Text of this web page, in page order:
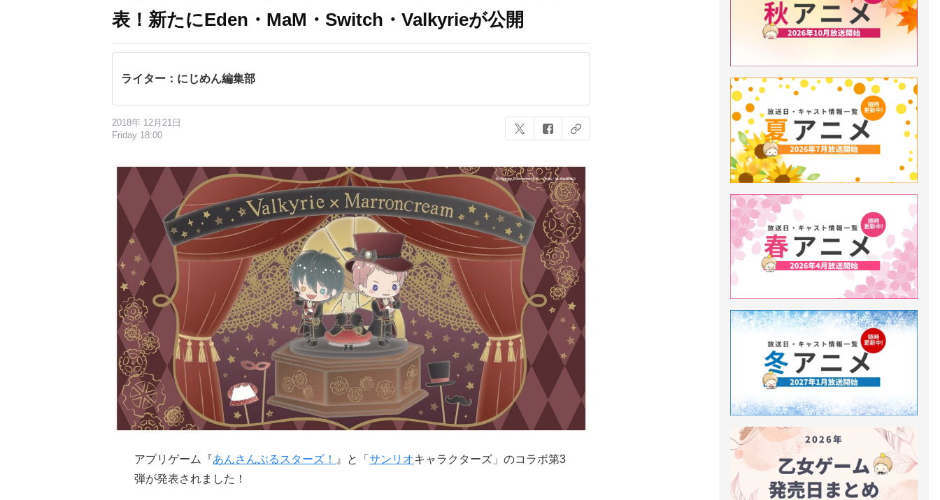
表！新たにEden・MaM・Switch・Valkyrieが公開
ライター：にじめん編集部
2018年 12月21日
Friday 18:00
アプリゲーム『あんさんぶるスターズ！ 』と「 サンリオキャラクターズ」のコラボ第3
弾が発表されました！